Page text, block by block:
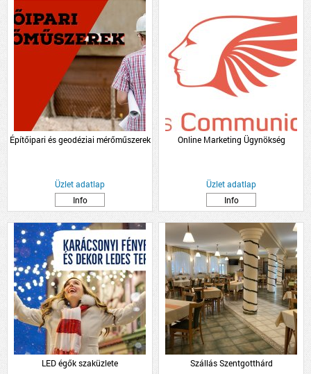
Építőipari és geodéziai mérőműszerek
Üzlet adatlap
Info
Online Marketing Ügynökség
Üzlet adatlap
Info
LED égők szaküzlete Szállás Szentgotthárd